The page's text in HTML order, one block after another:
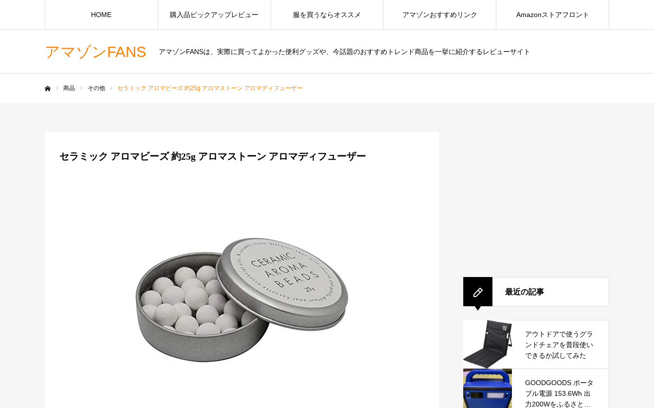
アマゾンFANS アマゾンFANSは、実際に買ってよかった便利グッズや、今話題のおすすめトレンド商品を一挙に紹介するレビューサイト
HOME 購入品ピックアップレビュー 服を買うならオススメ アマゾンおすすめリンク Amazonストアフロント
商品 その他 セラミック アロマビーズ 約25g アロマストーン アロマディフューザー
セラミック アロマビーズ 約25g アロマストーン アロマディフューザー
最近の記事
アウトドアで使うグラ
ンドチェアを普段使い
できるか試してみた
GOODGOODS ポータ
ブル電源 153.6Wh 出
力200Wをふるさと納